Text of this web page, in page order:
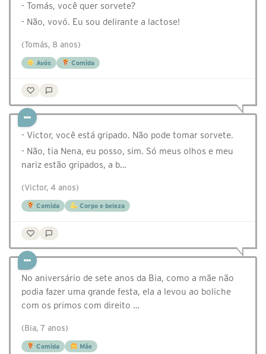
- Tomás, você quer sorvete?
- Não, vovó. Eu sou delirante a lactose!
(Tomás, 8 anos)
Avós Comida
- Victor, você está gripado. Não pode tomar sorvete.
- Não, tia Nena, eu posso, sim. Só meus olhos e meu
nariz estão gripados, a b…
(Victor, 4 anos)
Comida Corpo e beleza
No aniversário de sete anos da Bia, como a mãe não
podia fazer uma grande festa, ela a levou ao boliche
com os primos com direito …
(Bia, 7 anos)
Comida Mãe